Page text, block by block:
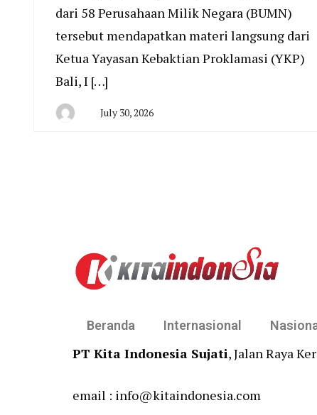
dari 58 Perusahaan Milik Negara (BUMN)
tersebut mendapatkan materi langsung dari
Ketua Yayasan Kebaktian Proklamasi (YKP)
Bali, I […]
July 30, 2026
Beranda Internasional
PT Kita Indonesia Sujati, Jalan Raya
email : info@kitaindonesia.com